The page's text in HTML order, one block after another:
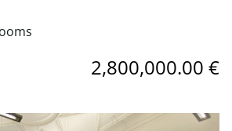
2,800,000.00 €
und repräsentative Bel Étage